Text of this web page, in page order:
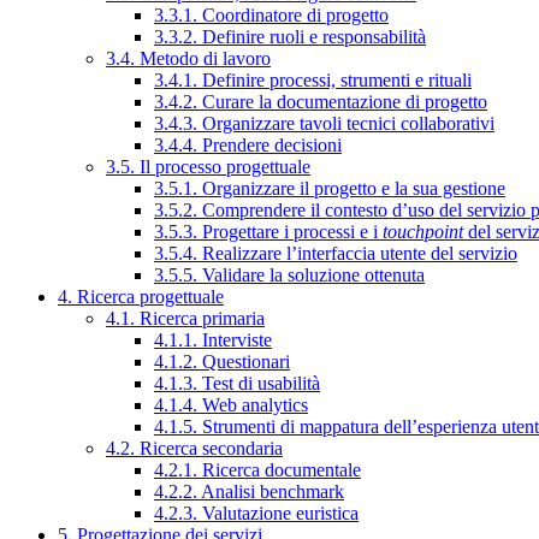
3.3.1. Coordinatore di progetto
3.3.2. Definire ruoli e responsabilità
3.4. Metodo di lavoro
3.4.1. Definire processi, strumenti e rituali
3.4.2. Curare la documentazione di progetto
3.4.3. Organizzare tavoli tecnici collaborativi
3.4.4. Prendere decisioni
3.5. Il processo progettuale
3.5.1. Organizzare il progetto e la sua gestione
3.5.2. Comprendere il contesto d’uso del servizio
3.5.3. Progettare i processi e i touchpointdel
3.5.4. Realizzare l’interfaccia utente del servizio
3.5.5. Validare la soluzione ottenuta
4. Ricerca progettuale
4.1. Ricerca primaria
4.1.1. Interviste
4.1.2. Questionari
4.1.3. Test di usabilità
4.1.4. Web analytics
4.1.5. Strumenti di mappatura dell’esperienza
4.2. Ricerca secondaria
4.2.1. Ricerca documentale
4.2.2. Analisi benchmark
4.2.3. Valutazione euristica
5. Progettazione dei servizi